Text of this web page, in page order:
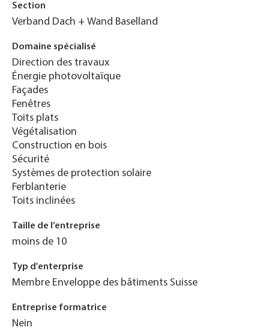
Section
Verband Dach + Wand Baselland
Domaine spécialisé
Direction des travaux
Énergie photovoltaïque
Façades
Fenêtres
Toits plats
Végétalisation
Construction en bois
Sécurité
Systèmes de protection solaire
Ferblanterie
Toits inclinées
Taille de l’entreprise
moins de 10
Typ d'enterprise
Membre Enveloppe des bâtiments Suisse
Entreprise formatrice
Nein